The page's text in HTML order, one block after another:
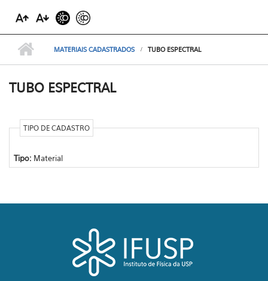
MATERIAIS CADASTRADOS TUBO ESPECTRAL
TUBO ESPECTRAL
TIPO DE CADASTRO
Tipo: Material